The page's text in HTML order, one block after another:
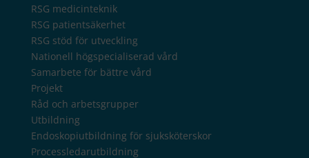
RSG medicinteknik
RSG patientsäkerhet
RSG stöd för utveckling
Nationell högspecialiserad vård
Samarbete för bättre vård
Projekt
Råd och arbetsgrupper
Utbildning
Endoskopiutbildning för sjuksköterskor
Processledarutbildning